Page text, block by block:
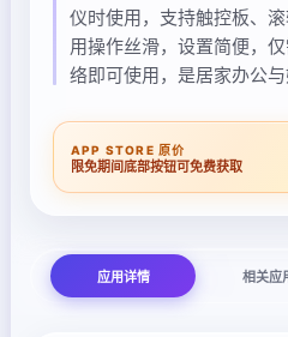
仪时使用，支持触控板、
用操作丝滑，设置简便，
络即可使用，是居家办公与
APP STORE 原价
限免期间底部按钮可免费获取
应用详情 相关应